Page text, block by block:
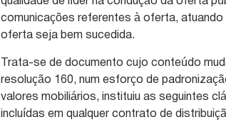
comunicações referentes à oferta,
oferta seja bem sucedida.
Trata-se de documento cujo conteúdo
resolução 160, num esforço de
valores mobiliários, instituiu as seguintes
incluídas em qualquer contrato de